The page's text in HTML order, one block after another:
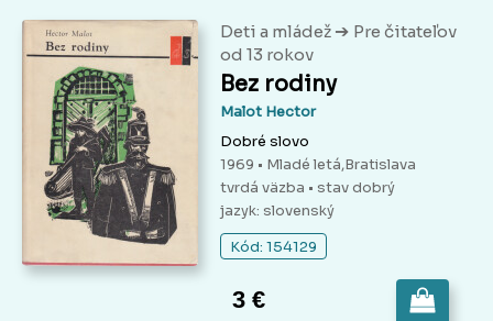
Deti a mládež ➔ Pre čitateľov
od 13 rokov
Bez rodiny
Malot Hector
Dobré slovo
1969 • Mladé letá,Bratislava
tvrdá väzba • stav dobrý
jazyk: slovenský
Kód: 154129
3 €